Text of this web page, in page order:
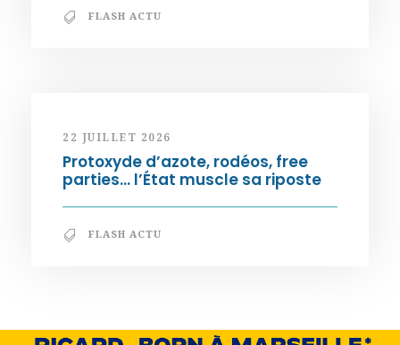
FLASH ACTU
22 JUILLET 2026
Protoxyde d’azote, rodéos, free
parties… l’État muscle sa riposte
FLASH ACTU